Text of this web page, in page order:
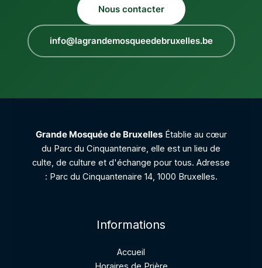
Nous contacter
info@lagrandemosqueedebruxelles.be
Grande Mosquée de BruxellesÉtablie au cœur
du Parc du Cinquantenaire, elle est un lieu de
culte, de culture et d'échange pour tous. Adresse
: Parc du Cinquantenaire 14, 1000 Bruxelles.
Informations
Accueil